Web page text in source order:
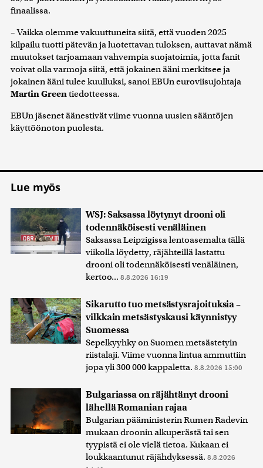
finaalissa.
– Vaikka olemme vakuuttuneita siitä, että vuoden 2025
kilpailu tuotti pätevän ja luotettavan tuloksen, auttavat nämä
muutokset tarjoamaan vahvempia suojatoimia, jotta fanit
voivat olla varmoja siitä, että jokainen ääni merkitsee ja
jokainen ääni tulee kuulluksi, sanoi EBUn euroviisujohtaja
Martin Greentiedotteessa.
EBUn jäsenet äänestivät viime vuonna uusien sääntöjen
käyttöönoton puolesta.
Lue myös
WSJ: Saksassa löytynyt drooni oli
todennäköisesti venäläinen
Saksassa Leipzigissa lentoasemalta tällä
viikolla löydetty, räjähteillä lastattu
drooni oli todennäköisesti venäläinen,
kertoo... 8.8.2026 16:19
Sikarutto tuo metsästysrajoituksia –
vilkkain metsästyskausi käynnistyy
Suomessa
Sepelkyyhky on Suomen metsästetyin
riistalaji. Viime vuonna lintua ammuttiin
jopa yli 300 000 kappaletta. 8.8.2026 15:00
Bulgariassa on räjähtänyt drooni
lähellä Romanian rajaa
Bulgarian pääministerin Rumen Radevin
mukaan droonin alkuperästä tai sen
tyypistä ei ole vielä tietoa. Kukaan ei
loukkaantunut räjähdyksessä. 8.8.2026